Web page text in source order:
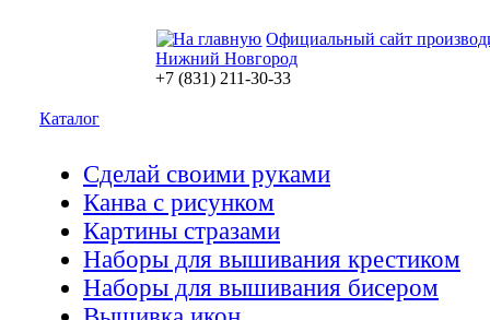
Официальный сайт
Нижний Новгород
+7 (831) 211-30-33
Каталог
Сделай своими руками
Канва с рисунком
Картины стразами
Наборы для вышивания крестиком
Наборы для вышивания бисером